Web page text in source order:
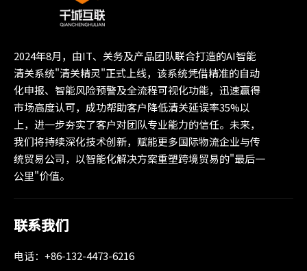
2024年8月，由IT、关务及产品团队联合打造的AI智能
清关系统"清关精灵"正式上线，该系统凭借精准的自动
化申报、智能风险预警及全流程可视化功能，迅速赢得
市场高度认可，成功帮助客户降低清关延误率35%以
上，进一步夯实了客户对团队专业能力的信任。未来，
我们将持续深化技术创新，赋能更多国际物流企业与传
统贸易公司，以智能化解决方案重塑跨境贸易的"最后一
公里"价值。
联系我们
电话：+86-132-4473-6216